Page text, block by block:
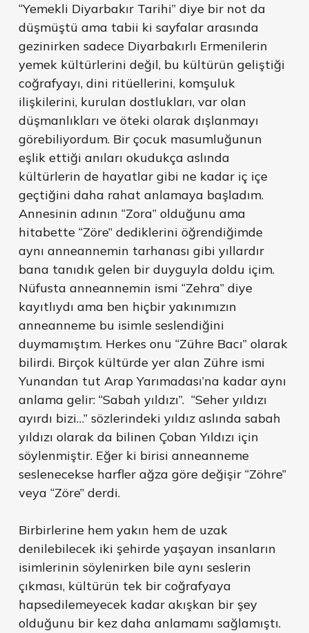
“Yemekli Diyarbakır Tarihi” diye bir not da
düşmüştü ama tabii ki sayfalar arasında
gezinirken sadece Diyarbakırlı Ermenilerin
yemek kültürlerini değil, bu kültürün geliştiği
coğrafyayı, dini ritüellerini, komşuluk
ilişkilerini, kurulan dostlukları, var olan
düşmanlıkları ve öteki olarak dışlanmayı
görebiliyordum. Bir çocuk masumluğunun
eşlik ettiği anıları okudukça aslında
kültürlerin de hayatlar gibi ne kadar iç içe
geçtiğini daha rahat anlamaya başladım.
Annesinin adının “Zora” olduğunu ama
hitabette “Zöre” dediklerini öğrendiğimde
aynı anneannemin tarhanası gibi yıllardır
bana tanıdık gelen bir duyguyla doldu içim.
Nüfusta anneannemin ismi “Zehra” diye
kayıtlıydı ama ben hiçbir yakınımızın
anneanneme bu isimle seslendiğini
duymamıştım. Herkes onu “Zühre Bacı” olarak
bilirdi. Birçok kültürde yer alan Zühre ismi
Yunandan tut Arap Yarımadası’na kadar aynı
anlama gelir: “Sabah yıldızı”. “Seher yıldızı
ayırdı bizi…” sözlerindeki yıldız aslında sabah
yıldızı olarak da bilinen Çoban Yıldızı için
söylenmiştir. Eğer ki birisi anneanneme
seslenecekse harfler ağza göre değişir “Zöhre”
veya “Zöre” derdi.
Birbirlerine hem yakın hem de uzak
denilebilecek iki şehirde yaşayan insanların
isimlerinin söylenirken bile aynı seslerin
çıkması, kültürün tek bir coğrafyaya
hapsedilemeyecek kadar akışkan bir şey
olduğunu bir kez daha anlamamı sağlamıştı.